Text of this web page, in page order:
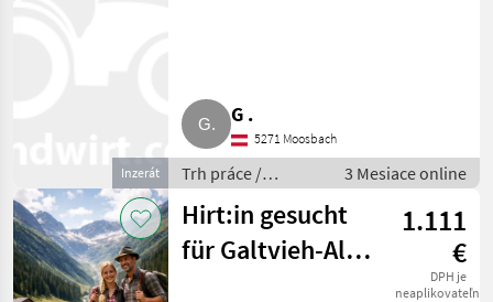
Inzerát
G .
5271 Moosbach
Trh práce /
Sezónni pracovníci
3 Mesiace online
Hirt:in gesucht
für Galtvieh-Alm
1.111
€
DPH je
neaplikovateľné